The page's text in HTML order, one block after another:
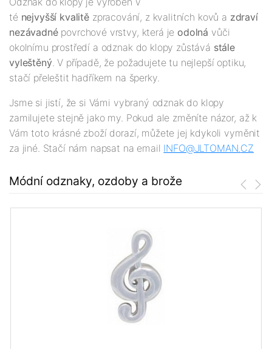
té nejvyšší kvalitě zpracování, z kvalitních kovů a zdraví
nezávadnépovrchové vrstvy, která je odolná vůči
okolnímu prostředí a odznak do klopy zůstává stále
vyleštěný. V případě, že požadujete tu nejlepší optiku,
stačí přeleštit hadříkem na šperky.
Jsme si jistí, že si Vámi vybraný odznak do klopy
zamilujete stejně jako my. Pokud ale změníte názor, až k
Vám toto krásné zboží dorazí, můžete jej kdykoli vyměnit
za jiné. Stačí nám napsat na email INFO@JLTOMAN. CZ
Módní odznaky, ozdoby a brože